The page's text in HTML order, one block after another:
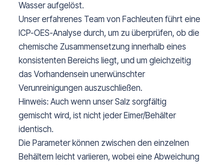
Wasser aufgelöst.
Unser erfahrenes Team von Fachleuten führt eine
ICP-OES-Analyse durch, um zu überprüfen, ob die
chemische Zusammensetzung innerhalb eines
konsistenten Bereichs liegt, und um gleichzeitig
das Vorhandensein unerwünschter
Verunreinigungen auszuschließen.
Hinweis: Auch wenn unser Salz sorgfältig
gemischt wird, ist nicht jeder Eimer/Behälter
identisch.
Die Parameter können zwischen den einzelnen
Behältern leicht variieren, wobei eine Abweichung